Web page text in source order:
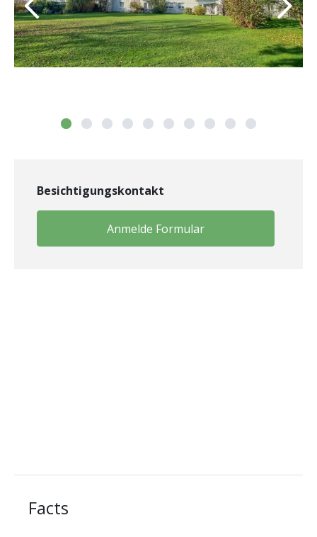
Besichtigungskontakt
Anmelde Formular
Facts